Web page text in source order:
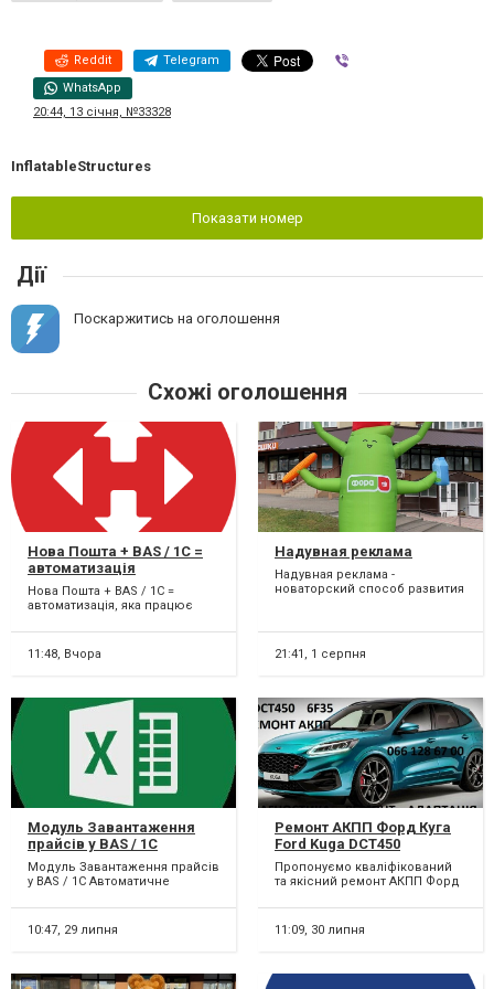
Reddit Telegram
WhatsApp
20:44, 13 січня, №33328
InflatableStructures
Показати номер
Дії
Поскаржитись на оголошення
Схожі оголошення
Нова Пошта + BAS / 1C =
автоматизація
Нова Пошта + BAS / 1C =
автоматизація, яка працює
ТТН, відстеження с...
11:48, Вчора
Надувная реклама
Надувная реклама -
новаторский способ развития
вид...
21:41, 1 серпня
Модуль Завантаження
прайсів у BAS / 1C
Модуль Завантаження прайсів
у BAS / 1C Автоматичне
1С — коли час і т...
10:47, 29 липня
Ремонт АКПП Форд Куга
Ford Kuga DCT450
гарантійний та
бюджетний # CV6R7000AC
2102713, 2258296, 2246368,
2258375, 1814154,2070508,
1684809, 1765991, 1826344
Пропонуємо кваліфікований
та якісний ремонт АКПП Форд
БЮДЖЕТНИЙ ремо...
11:09, 30 липня